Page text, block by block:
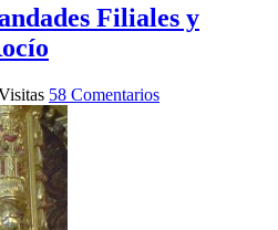
Filiales y
58 Comentarios